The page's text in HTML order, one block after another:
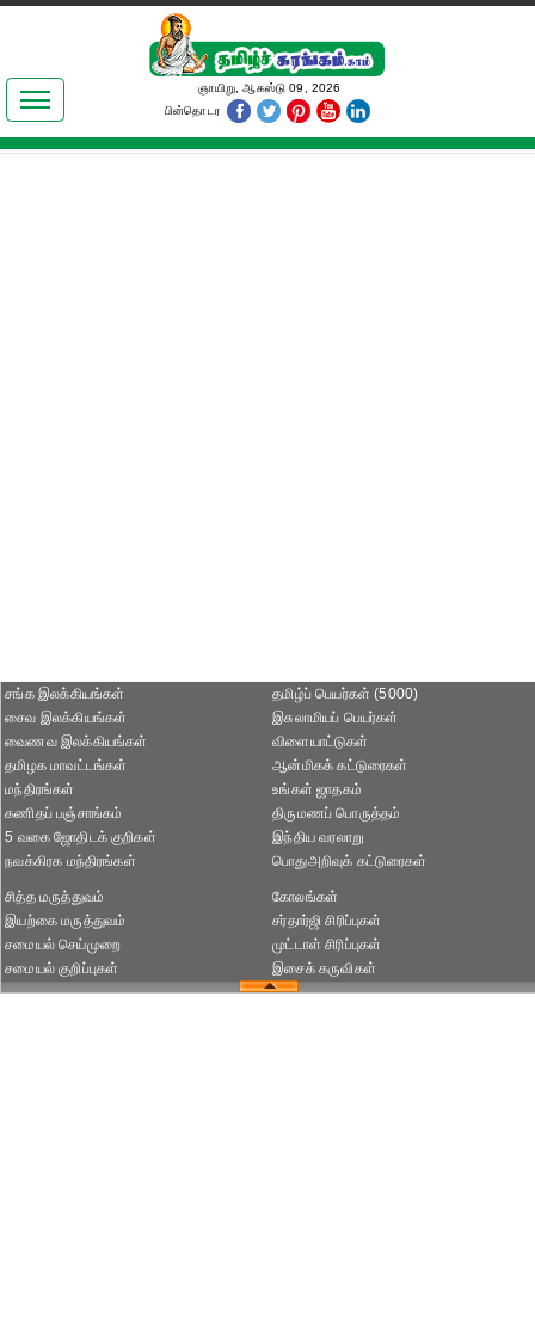
இலக்கியங்கள்
தமிழ் உலகம்
ஞாயிறு, ஆகஸ்டு 09, 2026
பின்தொடர
சங்க இலக்கியங்கள்
சைவ இலக்கியங்கள்
வைணவ இலக்கியங்கள்
தமிழக மாவட்டங்கள்
தமிழ்ப் பெயர்கள் (5000)
இசுலாமியப் பெயர்கள்
விளையாட்டுகள்
ஆன்மிகக் கட்டுரைகள்
மந்திரங்கள்
கணிதப் பஞ்சாங்கம்
5 வகை ஜோதிடக் குறிகள்
நவக்கிரக மந்திரங்கள்
உங்கள் ஜாதகம்
திருமணப் பொருத்தம்
இந்திய வரலாறு
பொதுஅறிவுக் கட்டுரைகள்
சித்த மருத்துவம்
இயற்கை மருத்துவம்
சமையல் செய்முறை
சமையல் குறிப்புகள்
கோலங்கள்
சர்தார்ஜி சிரிப்புகள்
முட்டாள் சிரிப்புகள்
இசைக் கருவிகள்